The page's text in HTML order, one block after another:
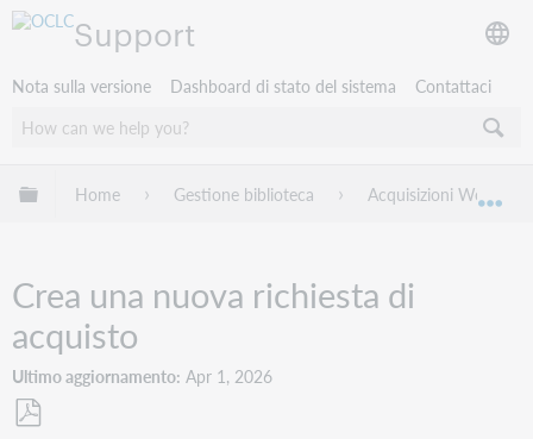
Support
Nota sulla versione Dashboard di stato del sistema Contattaci
Espandi/comprimi la gerarchia globale
Home Gestione biblioteca Acquisizioni
Crea una nuova richiesta di
acquisto
Ultimo aggiornamento Apr 1, 2026